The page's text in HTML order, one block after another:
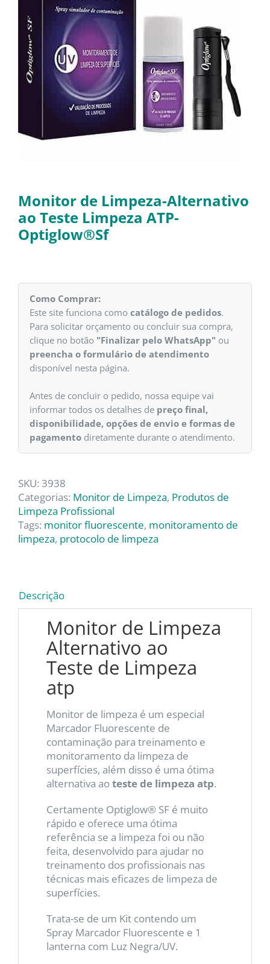
Monitor de Limpeza-Alternativo
ao Teste Limpeza ATP-
Optiglow®Sf
Como Comprar:
Este site funciona como catálogo de pedidos.
Para solicitar orçamento ou concluir sua compra,
clique no botão "Finalizar pelo WhatsApp" ou
preencha o formulário de atendimento
disponível nesta página.
Antes de concluir o pedido, nossa equipe vai
informar todos os detalhes de preço final,
disponibilidade, opções de envio e formas de
pagamento diretamente durante o atendimento.
SKU: 3938
Categorias: Monitor de Limpeza, Produtos de
Limpeza Profissional
Tags: monitor fluorescente, monitoramento de
limpeza, protocolo de limpeza
Descrição
Monitor de Limpeza
Alternativo ao
Teste de Limpeza
atp
Monitor de limpeza é um especial
Marcador Fluorescente de
contaminação para treinamento e
monitoramento da limpeza de
superfícies, além disso é uma ótima
alternativa aoteste de limpeza atp.
Certamente Optiglow® SF é muito
rápido e oferece uma ótima
referência se a limpeza foi ou não
feita, desenvolvido para ajudar no
treinamento dos profissionais nas
técnicas mais eficazes de limpeza de
superfícies.
Trata-se de um Kit contendo um
Spray Marcador Fluorescente e 1
lanterna com Luz Negra/UV.